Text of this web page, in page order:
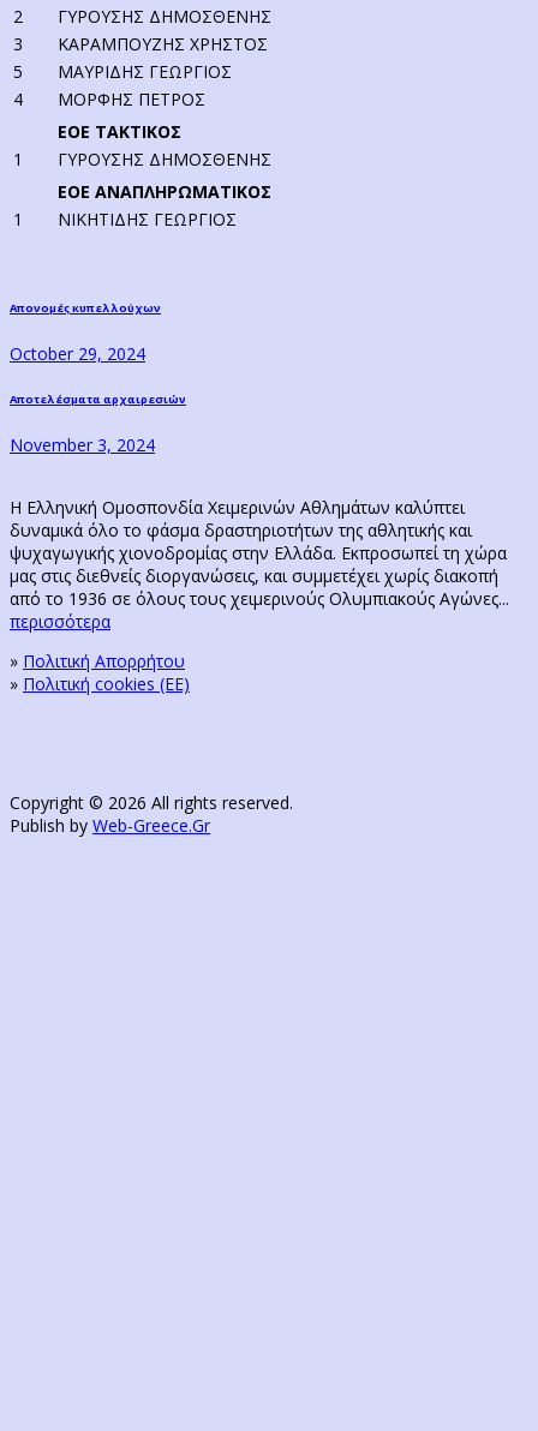
2
ΓΥΡΟΥΣΗΣ ΔΗΜΟΣΘΕΝΗΣ
3
ΚΑΡΑΜΠΟΥΖΗΣ ΧΡΗΣΤΟΣ
5
ΜΑΥΡΙΔΗΣ ΓΕΩΡΓΙΟΣ
4
ΜΟΡΦΗΣ ΠΕΤΡΟΣ
ΕΟΕ ΤΑΚΤΙΚΟΣ
1
ΓΥΡΟΥΣΗΣ ΔΗΜΟΣΘΕΝΗΣ
ΕΟΕ ΑΝΑΠΛΗΡΩΜΑΤΙΚΟΣ
1
ΝΙΚΗΤΙΔΗΣ ΓΕΩΡΓΙΟΣ
Post
navigation
Previous
Απονομές κυπελλούχων
October 29, 2024
Next
Αποτελέσματα αρχαιρεσιών
November 3, 2024
Η Ελληνική Ομοσπονδία Χειμερινών Αθλημάτων καλύπτει
δυναμικά όλο το φάσμα δραστηριοτήτων της αθλητικής και
ψυχαγωγικής χιονοδρομίας στην Ελλάδα. Εκπροσωπεί τη χώρα
μας στις διεθνείς διοργανώσεις, και συμμετέχει χωρίς διακοπή
από το 1936 σε όλους τους χειμερινούς Ολυμπιακούς Αγώνες...
περισσότερα
» Πολιτική Απορρήτου
» Πολιτική cookies (ΕΕ)
Copyright © 2026 All rights reserved.
Publish by Web-Greece.Gr